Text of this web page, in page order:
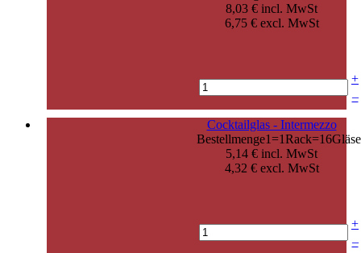
8,03 € incl. MwSt
6,75 € excl. MwSt
+
–
Cocktailglas - Intermezzo
5,14 € incl. MwSt
4,32 € excl. MwSt
+
–